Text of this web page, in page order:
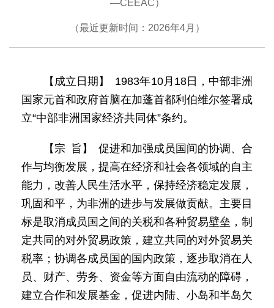
—CEEAC）
（最近更新时间：2026年4月）
【成立日期】 1983年10月18日，中部非洲
国家元首和政府首脑在加蓬首都利伯维尔签署成
立“中部非洲国家经济共同体”条约。
【宗 旨】 促进和加强成员国间的协调、合
作与均衡发展，提高在经济和社会各领域的自主
能力，改善人民生活水平，保持经济稳定发展，
巩固和平，为非洲的进步与发展做贡献。主要目
标是取消成员国之间的关税和各种贸易壁垒，制
定共同的对外贸易政策，建立共同的对外贸易关
税率；协调各成员国的国内政策，逐步取消在人
员、财产、劳务、资金等方面自由流动的障碍，
建立合作和发展基金，促进内陆、小岛和半岛欠